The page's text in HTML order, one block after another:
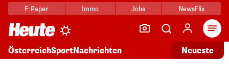
E-Paper Immo Jobs NewsFlix
ÖsterreichSportNachrichten Neueste